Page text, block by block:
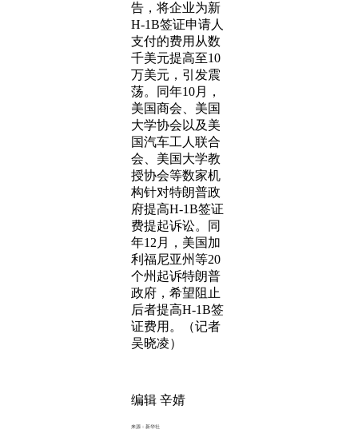
告，将企业为新
H-1B签证申请人
支付的费用从数
千美元提高至10
万美元，引发震
荡。同年10月，
美国商会、美国
大学协会以及美
国汽车工人联合
会、美国大学教
授协会等数家机
构针对特朗普政
府提高H-1B签证
费提起诉讼。同
年12月，美国加
利福尼亚州等20
个州起诉特朗普
政府，希望阻止
后者提高H-1B签
证费用。（记者
吴晓凌）
编辑 辛婧
来源：新华社